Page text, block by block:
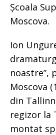
Școala
Moscova.
Ion
noastre”,
Moscova
din
regizor la
montat